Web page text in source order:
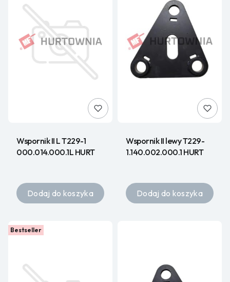
Wspornik II L T229-1
000.014.000.1L HURT
Dodaj do koszyka
Wspornik II lewy T229-
1.140.002.000.1 HURT
Dodaj do koszyka
Bestseller